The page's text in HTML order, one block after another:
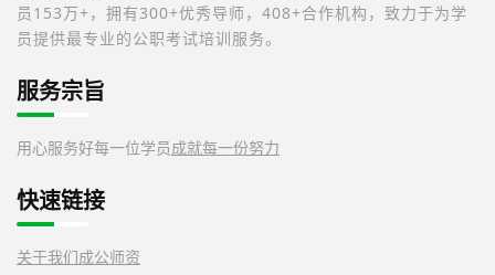
员153万+，拥有300+优秀导师，408+合作机构，致力于为学
员提供最专业的公职考试培训服务。
服务宗旨
用心服务好每一位学员成就每一份努力
快速链接
关于我们成公师资